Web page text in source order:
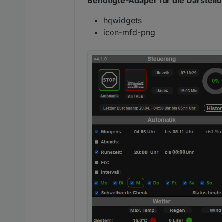
hqwidgets
icon-mfd-png